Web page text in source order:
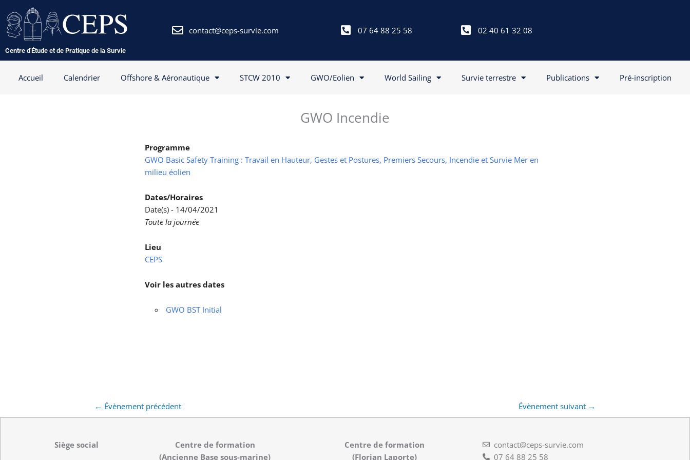
au
contenu
Centre d'Étude et de Pratique de la Survie
contact@ceps-survie.com 07 64 88 25 58 02 40 61 32 08
Accueil Calendrier Offshore & Aéronautique STCW 2010 GWO/Eolien World Sailing Survie terrestre Publications Pré-inscription
GWO Incendie
Programme
GWO Basic Safety Training : Travail en Hauteur, Gestes et Postures, Premiers Secours, Incendie et Survie Mer en
milieu éolien
Dates/Horaires
Date(s) - 14/04/2021
Toute la journée
Lieu
CEPS
Voir les autres dates
GWO BST Initial
← Évènement précédent Évènement suivant →
Siège social
Centre de formation
(Ancienne Base sous-marine)
Centre de formation
(Florian Laporte)
contact@ceps-survie.com
07 64 88 25 58